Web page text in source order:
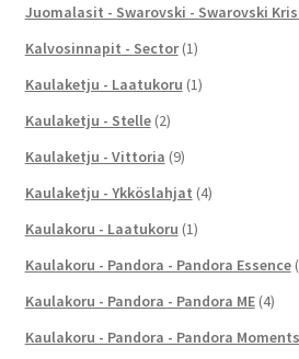
Juomalasit - Swarovski - Swarovski
Kalvosinnapit - Sector (1)
Kaulaketju - Laatukoru (1)
Kaulaketju - Stelle (2)
Kaulaketju - Vittoria (9)
Kaulaketju - Ykköslahjat (4)
Kaulakoru - Laatukoru (1)
Kaulakoru - Pandora - Pandora Essence
Kaulakoru - Pandora - Pandora ME (4)
Kaulakoru - Pandora - Pandora Moments